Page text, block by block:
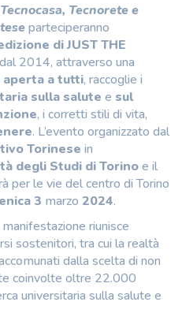
Tecnocasa, Tecnorete e
parteciperanno
di JUST THE
dal 2014, attraverso una
aperta a tutti, raccoglie i
sulla salute e sul
, i corretti stili di vita,
. L’evento organizzato dal
Torinese in
degli Studi di Torinoe il
per le vie del centro di Torino
3 marzo 2024.
riunisce
sostenitori, tra cui la realtà
dalla scelta di non
coinvolte oltre 22.000
universitaria sulla salute e